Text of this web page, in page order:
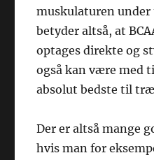
muskulaturen
betyder altså, at
optages direkte og
også kan være med
absolut bedste til
Der er altså mange
hvis man for